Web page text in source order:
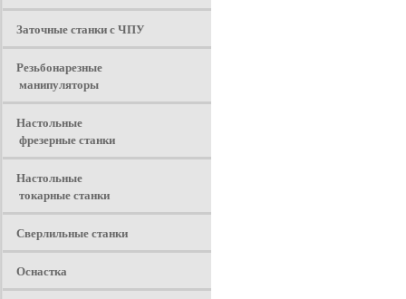
Заточные станки с ЧПУ
Резьбонарезные
манипуляторы
Настольные
фрезерные станки
Настольные
токарные станки
Сверлильные станки
Оснастка